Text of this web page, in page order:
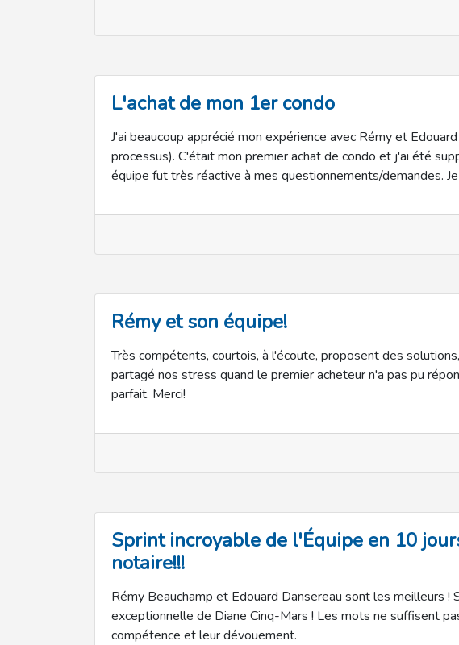
L'achat de mon 1er condo
J'ai beaucoup apprécié mon expérience avec Rémy et
processus). C'était mon premier achat de condo et j'ai été
équipe fut très réactive à mes questionnements/demandes.
Rémy et son équipe!
Très compétents, courtois, à l'écoute, proposent des
partagé nos stress quand le premier acheteur n'a pas pu
parfait. Merci!
Sprint incroyable de l'Équipe en 10
notaire!!!
Rémy Beauchamp et Edouard Dansereau sont les meilleurs !
exceptionnelle de Diane Cinq-Mars ! Les mots ne suffisent
compétence et leur dévouement.